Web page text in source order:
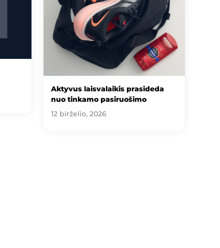
Aktyvus laisvalaikis prasideda
nuo tinkamo pasiruošimo
12 birželio, 2026